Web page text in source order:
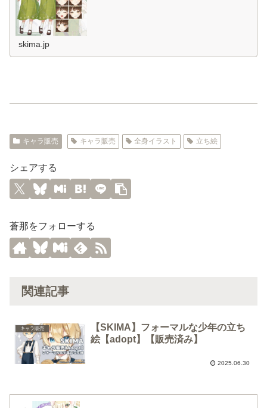
skima.jp
キャラ販売 キャラ販売 全身イラスト 立ち絵
シェアする
蒼那をフォローする
関連記事
キャラ販売
【SKIMA】フォーマルな少年の立ち
絵【adopt】【販売済み】
2025.06.30